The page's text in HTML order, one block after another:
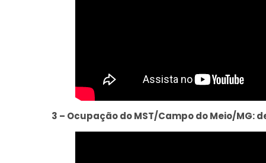
3 – Ocupação do MST/Campo do Meio/MG: